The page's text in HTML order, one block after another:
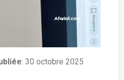
: 30 octobre 2025